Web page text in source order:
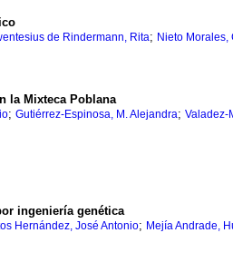
de Rindermann, Rita; Nieto Morales,
la Mixteca Poblana
; Gutiérrez-Espinosa, M. Alejandra; Valadez-
ingeniería genética
Hernández, José Antonio; Mejía Andrade,